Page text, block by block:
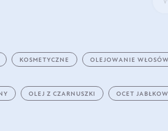
KOSMETYCZNE OLEJOWANIE WŁOSÓW
OLEJ Z CZARNUSZKI OCET